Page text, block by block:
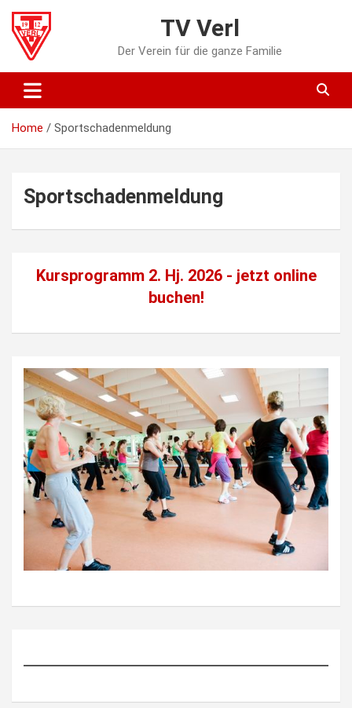
content
TV Verl
Der Verein für die ganze Familie
Home Sportschadenmeldung
Sportschadenmeldung
Kursprogramm 2. Hj. 2026 - jetzt online
buchen!